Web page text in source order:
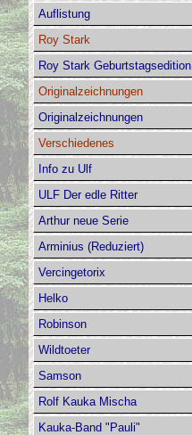
Auflistung
Roy Stark
Roy Stark Geburtstagsedition
Originalzeichnungen
Originalzeichnungen
Verschiedenes
Info zu Ulf
ULF Der edle Ritter
Arthur neue Serie
Arminius (Reduziert)
Vercingetorix
Helko
Robinson
Wildtoeter
Samson
Rolf Kauka Mischa
Kauka-Band "Pauli"